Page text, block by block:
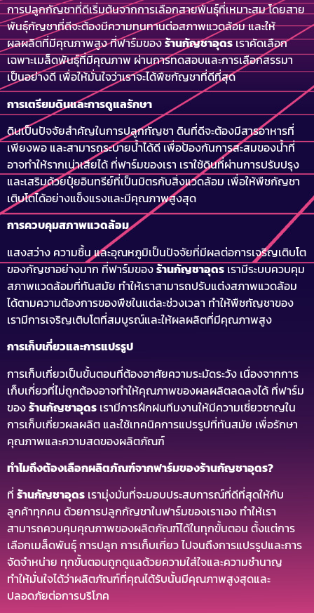
การปลูกกัญชาที่ดีเริ่มต้นจากการเลือกสายพันธุ์ที่เหมาะสม โดยสาย
พันธุ์กัญชาที่ดีจะต้องมีความทนทานต่อสภาพแวดล้อม และให้
ผลผลิตที่มีคุณภาพสูง ที่ฟาร์มของร้านกัญชาอุดรเราคัดเลือก
เฉพาะเมล็ดพันธุ์ที่มีคุณภาพ ผ่านการทดสอบและการเลือกสรรมา
เป็นอย่างดี เพื่อให้มั่นใจว่าเราจะได้พืชกัญชาที่ดีที่สุด
การเตรียมดินและการดูแลรักษา
ดินเป็นปัจจัยสำคัญในการปลูกกัญชา ดินที่ดีจะต้องมีสารอาหารที่
เพียงพอ และสามารถระบายน้ำได้ดี เพื่อป้องกันการสะสมของน้ำที่
อาจทำให้รากเน่าเสียได้ ที่ฟาร์มของเรา เราใช้ดินที่ผ่านการปรับปรุง
และเสริมด้วยปุ๋ยอินทรีย์ที่เป็นมิตรกับสิ่งแวดล้อม เพื่อให้พืชกัญชา
เติบโตได้อย่างแข็งแรงและมีคุณภาพสูงสุด
การควบคุมสภาพแวดล้อม
แสงสว่าง ความชื้น และอุณหภูมิเป็นปัจจัยที่มีผลต่อการเจริญเติบโต
ของกัญชาอย่างมาก ที่ฟาร์มของร้านกัญชาอุดรเรามีระบบควบคุม
สภาพแวดล้อมที่ทันสมัย ทำให้เราสามารถปรับแต่งสภาพแวดล้อม
ได้ตามความต้องการของพืชในแต่ละช่วงเวลา ทำให้พืชกัญชาของ
เรามีการเจริญเติบโตที่สมบูรณ์และให้ผลผลิตที่มีคุณภาพสูง
การเก็บเกี่ยวและการแปรรูป
การเก็บเกี่ยวเป็นขั้นตอนที่ต้องอาศัยความระมัดระวัง เนื่องจากการ
เก็บเกี่ยวที่ไม่ถูกต้องอาจทำให้คุณภาพของผลผลิตลดลงได้ ที่ฟาร์ม
ของร้านกัญชาอุดร เรามีการฝึกฝนทีมงานให้มีความเชี่ยวชาญใน
การเก็บเกี่ยวผลผลิต และใช้เทคนิคการแปรรูปที่ทันสมัย เพื่อรักษา
คุณภาพและความสดของผลิตภัณฑ์
ทำไมถึงต้องเลือกผลิตภัณฑ์จากฟาร์มของร้านกัญชาอุดร?
ที่ ร้านกัญชาอุดร เรามุ่งมั่นที่จะมอบประสบการณ์ที่ดีที่สุดให้กับ
ลูกค้าทุกคน ด้วยการปลูกกัญชาในฟาร์มของเราเอง ทำให้เรา
สามารถควบคุมคุณภาพของผลิตภัณฑ์ได้ในทุกขั้นตอน ตั้งแต่การ
เลือกเมล็ดพันธุ์ การปลูก การเก็บเกี่ยว ไปจนถึงการแปรรูปและการ
จัดจำหน่าย ทุกขั้นตอนถูกดูแลด้วยความใส่ใจและความชำนาญ
ทำให้มั่นใจได้ว่าผลิตภัณฑ์ที่คุณได้รับนั้นมีคุณภาพสูงสุดและ
ปลอดภัยต่อการบริโภค